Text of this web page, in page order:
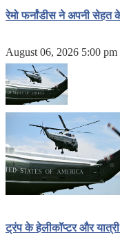
रेमो फर्नांडीस ने अपनी सेहत
August 06, 2026 5:00 pm
ट्रंप के हेलीकॉप्टर और